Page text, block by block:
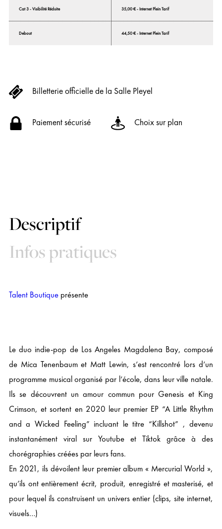
Cat 3 - Visibilité Réduite 35,00 € - Internet Plein Tarif
Debout 44,50 € - Internet Plein Tarif
Billetterie officielle de la Salle Pleyel
Paiement sécurisé Choix sur plan
Descriptif
Infos pratiques
Talent Boutiqueprésente
Le duo indie-pop de Los Angeles Magdalena Bay, composé
de Mica Tenenbaum et Matt Lewin, s’est rencontré lors d’un
programme musical organisé par l’école, dans leur ville natale.
Ils se découvrent un amour commun pour Genesis et King
Crimson, et sortent en 2020 leur premier EP “A Little Rhythm
and a Wicked Feeling” incluant le titre “Killshot” , devenu
instantanément viral sur Youtube et Tiktok grâce à des
chorégraphies créées par leurs fans.
En 2021, ils dévoilent leur premier album « Mercurial World »,
qu’ils ont entièrement écrit, produit, enregistré et masterisé, et
pour lequel ils construisent un univers entier (clips, site internet,
visuels…)